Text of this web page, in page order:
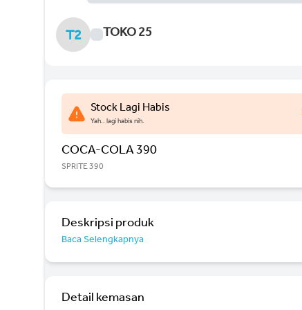
T2 TOKO 25
Stock Lagi Habis
Yah.. lagi habis nih.
COCA-COLA 390
SPRITE 390
Deskripsi produk
Baca Selengkapnya
Detail kemasan